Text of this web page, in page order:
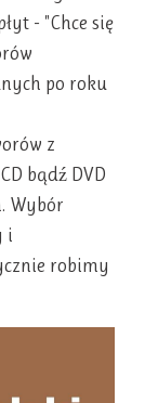
- "Chce się
po roku
z
bądź DVD
Wybór
i
robimy